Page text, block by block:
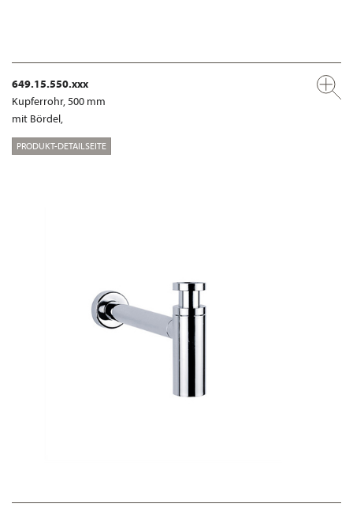
649.15.550.xxx
Kupferrohr, 500 mm
mit Bördel,
PRODUKT-DETAILSEITE